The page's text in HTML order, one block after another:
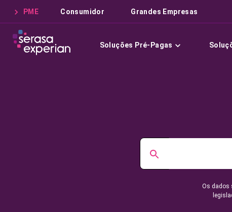
PME Consumidor Grandes Empresas
Soluções Pré-Pagas
Os dados